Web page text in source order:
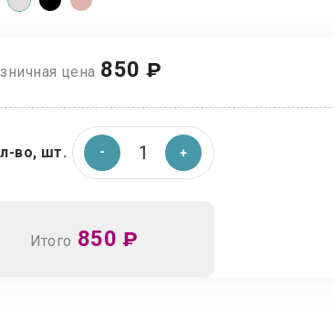
цена 850 ₽
во, шт.
Итого 850 ₽